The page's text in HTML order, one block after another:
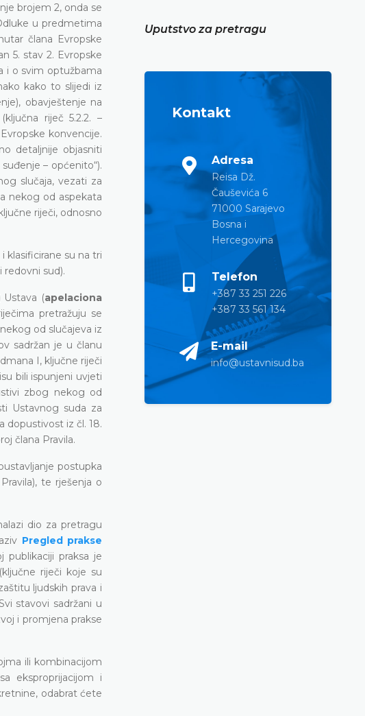
brojem 2, onda se
u predmetima
člana Evropske
5. stav 2. Evropske
i o svim optužbama
kako to slijedi iz
obavještenje na
riječ 5.2.2. –
konvencije.
detaljnije objasniti
– općenito“).
slučaja, vezati za
nekog od aspekata
riječi, odnosno
su na tri
redovni sud).
Ustava (apelaciona
pretražuju se
od slučajeva iz
sadržan je u članu
I, ključne riječi
bili ispunjeni uvjeti
zbog nekog od
Ustavnog suda za
dopustivost iz čl. 18.
člana Pravila.
postupka
te rješenja o
dio za pretragu
Pregled prakse
publikaciji praksa je
riječi koje su
ljudskih prava i
stavovi sadržani u
i promjena prakse
ili kombinacijom
eksproprijacijom i
odabrat ćete
Uputstvo za pretragu
Kontakt
Adresa
Reisa Dž.
Čauševića 6
71000 Sarajevo
Bosna i
Hercegovina
Telefon
+387 33 251 226
+387 33 561 134
E-mail
info@ustavnisud.ba